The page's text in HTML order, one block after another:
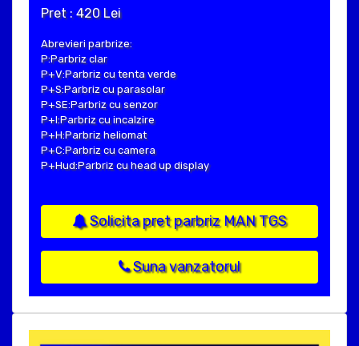
Pret : 420 Lei
Abrevieri parbrize:
P:Parbriz clar
P+V:Parbriz cu tenta verde
P+S:Parbriz cu parasolar
P+SE:Parbriz cu senzor
P+I:Parbriz cu incalzire
P+H:Parbriz heliomat
P+C:Parbriz cu camera
P+Hud:Parbriz cu head up display
Solicita pret parbriz MAN TGS
Suna vanzatorul